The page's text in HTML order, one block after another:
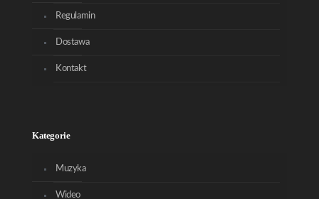
Regulamin
Dostawa
Kontakt
Kategorie
Muzyka
Wideo